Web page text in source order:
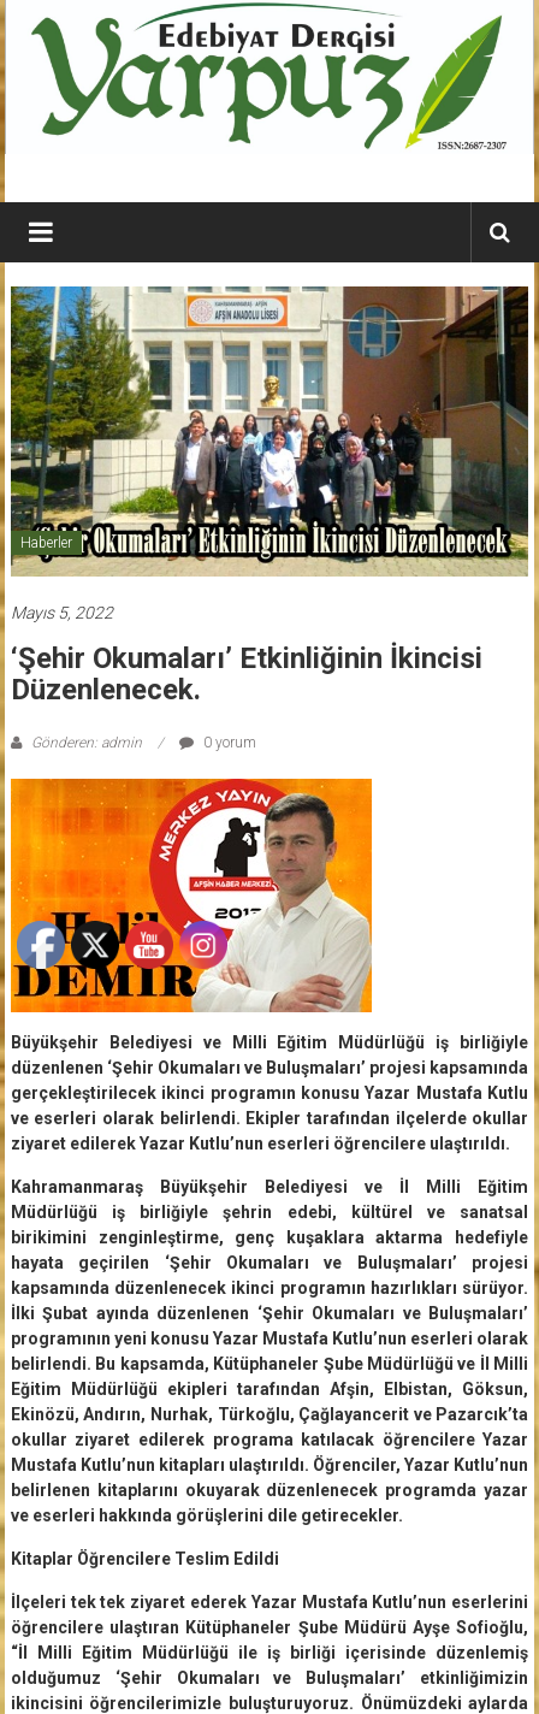
İçeriğe
geç
YARPUZ
Edebiyat
Dergisi
Kahramanmaraş'ın
En
Etkili
Edebiyat
Dergisi
Haberler
Mayıs 5, 2022
‘Şehir Okumaları’ Etkinliğinin İkincisi
Düzenlenecek.
Gönderen: admin 0 yorum
Büyükşehir Belediyesi ve Milli Eğitim Müdürlüğü iş birliğiyle
düzenlenen ‘Şehir Okumaları ve Buluşmaları’ projesi kapsamında
gerçekleştirilecek ikinci programın konusu Yazar Mustafa Kutlu
ve eserleri olarak belirlendi. Ekipler tarafından ilçelerde okullar
ziyaret edilerek Yazar Kutlu’nun eserleri öğrencilere ulaştırıldı.
Kahramanmaraş Büyükşehir Belediyesi ve İl Milli Eğitim
Müdürlüğü iş birliğiyle şehrin edebi, kültürel ve sanatsal
birikimini zenginleştirme, genç kuşaklara aktarma hedefiyle
hayata geçirilen ‘Şehir Okumaları ve Buluşmaları’ projesi
kapsamında düzenlenecek ikinci programın hazırlıkları sürüyor.
İlki Şubat ayında düzenlenen ‘Şehir Okumaları ve Buluşmaları’
programının yeni konusu Yazar Mustafa Kutlu’nun eserleri olarak
belirlendi. Bu kapsamda, Kütüphaneler Şube Müdürlüğü ve İl Milli
Eğitim Müdürlüğü ekipleri tarafından Afşin, Elbistan, Göksun,
Ekinözü, Andırın, Nurhak, Türkoğlu, Çağlayancerit ve Pazarcık’ta
okullar ziyaret edilerek programa katılacak öğrencilere Yazar
Mustafa Kutlu’nun kitapları ulaştırıldı. Öğrenciler, Yazar Kutlu’nun
belirlenen kitaplarını okuyarak düzenlenecek programda yazar
ve eserleri hakkında görüşlerini dile getirecekler.
Kitaplar Öğrencilere Teslim Edildi
İlçeleri tek tek ziyaret ederek Yazar Mustafa Kutlu’nun eserlerini
öğrencilere ulaştıran Kütüphaneler Şube Müdürü Ayşe Sofioğlu,
“İl Milli Eğitim Müdürlüğü ile iş birliği içerisinde düzenlemiş
olduğumuz ‘Şehir Okumaları ve Buluşmaları’ etkinliğimizin
ikincisini öğrencilerimizle buluşturuyoruz. Önümüzdeki aylarda